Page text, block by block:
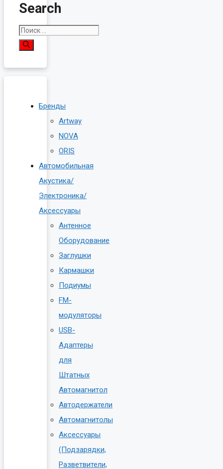
Search
Поиск:
Бренды
Artway
NOVA
ORIS
Автомобильная
Акустика/
Электроника/
Аксессуары
Антенное
Оборудование
Заглушки
Кармашки
Подиумы
FM-
модуляторы
USB-
Адаптеры
для
Штатных
Автомагнитол
Автодержатели
Автомагнитолы
Аксессуары
(Подзарядки,
Разветвители,